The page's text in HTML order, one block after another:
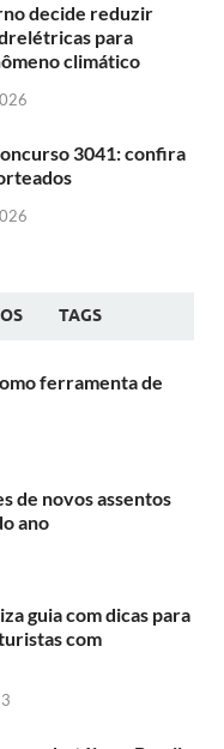
decide reduzir
para
climático
3041: confira
TAGS
ferramenta de
de novos assentos
ano
guia com dicas para
com